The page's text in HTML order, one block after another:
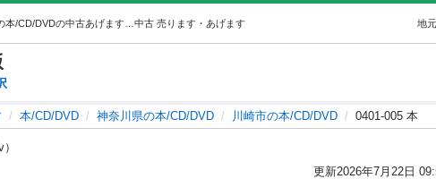
中古 売ります・あげます 地
本/CD/DVD 神奈川県の本/CD/DVD 川崎市の本/CD/DVD 0401-005 本
更新2026年7月22日